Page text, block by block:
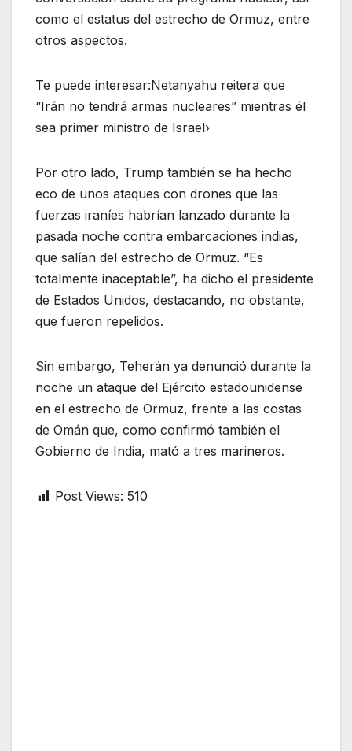
como el estatus del estrecho de Ormuz, entre
otros aspectos.
Te puede interesar:Netanyahu reitera que
“Irán no tendrá armas nucleares” mientras él
sea primer ministro de Israel›
Por otro lado, Trump también se ha hecho
eco de unos ataques con drones que las
fuerzas iraníes habrían lanzado durante la
pasada noche contra embarcaciones indias,
que salían del estrecho de Ormuz. “Es
totalmente inaceptable”, ha dicho el presidente
de Estados Unidos, destacando, no obstante,
que fueron repelidos.
Sin embargo, Teherán ya denunció durante la
noche un ataque del Ejército estadounidense
en el estrecho de Ormuz, frente a las costas
de Omán que, como confirmó también el
Gobierno de India, mató a tres marineros.
Post Views: 510